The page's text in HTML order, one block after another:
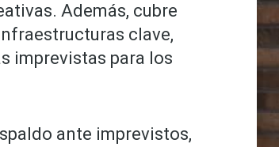
Además, cubre
clave,
imprevistas para los
ante imprevistos,